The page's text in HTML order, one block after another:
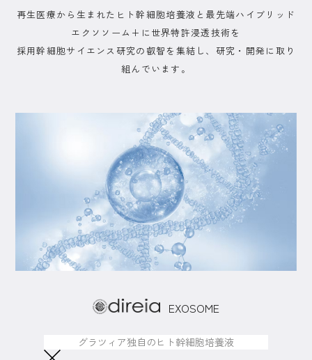
再生医療から生まれたヒト幹細胞培養液と最先端ハイブリッド
エクソソーム+に世界特許浸透技術を
採用幹細胞サイエンス研究の叡智を集結し、研究・開発に取り
組んでいます。
EXOSOME
グラツィア独自のヒト幹細胞培養液